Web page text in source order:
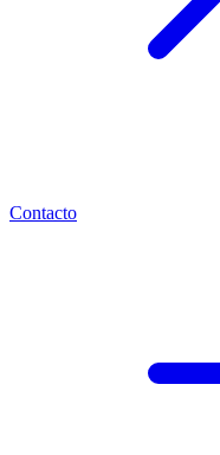
Contacto